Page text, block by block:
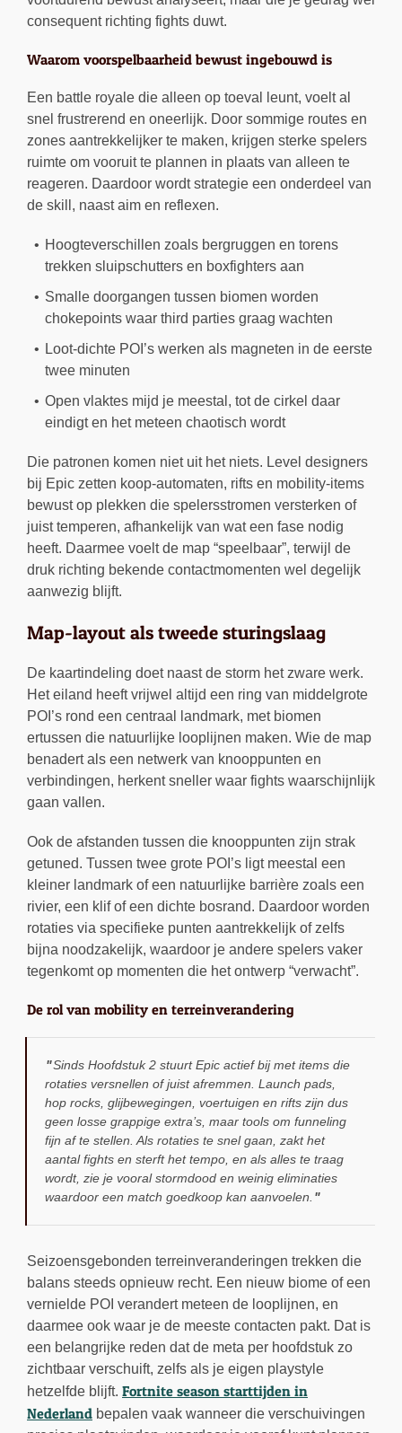
consequent richting fights duwt.
Waarom voorspelbaarheid bewust ingebouwd is
Een battle royale die alleen op toeval leunt, voelt al
snel frustrerend en oneerlijk. Door sommige routes en
zones aantrekkelijker te maken, krijgen sterke spelers
ruimte om vooruit te plannen in plaats van alleen te
reageren. Daardoor wordt strategie een onderdeel van
de skill, naast aim en reflexen.
Hoogteverschillen zoals bergruggen en torens
trekken sluipschutters en boxfighters aan
Smalle doorgangen tussen biomen worden
chokepoints waar third parties graag wachten
Loot-dichte POI’s werken als magneten in de eerste
twee minuten
Open vlaktes mijd je meestal, tot de cirkel daar
eindigt en het meteen chaotisch wordt
Die patronen komen niet uit het niets. Level designers
bij Epic zetten koop-automaten, rifts en mobility-items
bewust op plekken die spelersstromen versterken of
juist temperen, afhankelijk van wat een fase nodig
heeft. Daarmee voelt de map “speelbaar”, terwijl de
druk richting bekende contactmomenten wel degelijk
aanwezig blijft.
Map-layout als tweede sturingslaag
De kaartindeling doet naast de storm het zware werk.
Het eiland heeft vrijwel altijd een ring van middelgrote
POI’s rond een centraal landmark, met biomen
ertussen die natuurlijke looplijnen maken. Wie de map
benadert als een netwerk van knooppunten en
verbindingen, herkent sneller waar fights waarschijnlijk
gaan vallen.
Ook de afstanden tussen die knooppunten zijn strak
getuned. Tussen twee grote POI’s ligt meestal een
kleiner landmark of een natuurlijke barrière zoals een
rivier, een klif of een dichte bosrand. Daardoor worden
rotaties via specifieke punten aantrekkelijk of zelfs
bijna noodzakelijk, waardoor je andere spelers vaker
tegenkomt op momenten die het ontwerp “verwacht”.
De rol van mobility en terreinverandering
Sinds Hoofdstuk 2 stuurt Epic actief bij met items die
rotaties versnellen of juist afremmen. Launch pads,
hop rocks, glijbewegingen, voertuigen en rifts zijn dus
geen losse grappige extra’s, maar tools om funneling
fijn af te stellen. Als rotaties te snel gaan, zakt het
aantal fights en sterft het tempo, en als alles te traag
wordt, zie je vooral stormdood en weinig eliminaties
waardoor een match goedkoop kan aanvoelen.
Seizoensgebonden terreinveranderingen trekken die
balans steeds opnieuw recht. Een nieuw biome of een
vernielde POI verandert meteen de looplijnen, en
daarmee ook waar je de meeste contacten pakt. Dat is
een belangrijke reden dat de meta per hoofdstuk zo
zichtbaar verschuift, zelfs als je eigen playstyle
hetzelfde blijft. Fortnite season starttijden in
Nederland bepalen vaak wanneer die verschuivingen